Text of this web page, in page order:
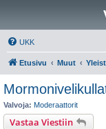
UKK
Etusivu Muut
Valvoja: Moderaattorit
Vastaa Viestiin